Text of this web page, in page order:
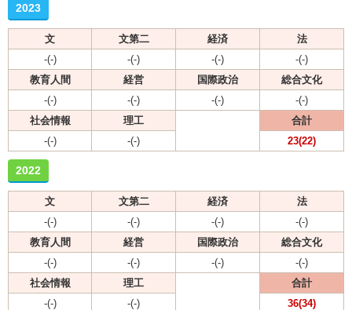
2023
文 文第二 経済
法
-(-)
-(-) -(-)
-(-)
教育人間
経営 国際政治
総合文化
-(-)
-(-) -(-)
-(-)
社会情報
理工
合計
-(-)
-(-) 23(22)
2022
文 文第二 経済
法
-(-)
-(-) -(-)
-(-)
教育人間
経営 国際政治
総合文化
-(-)
-(-) -(-)
-(-)
社会情報
理工
合計
-(-)
-(-) 36(34)